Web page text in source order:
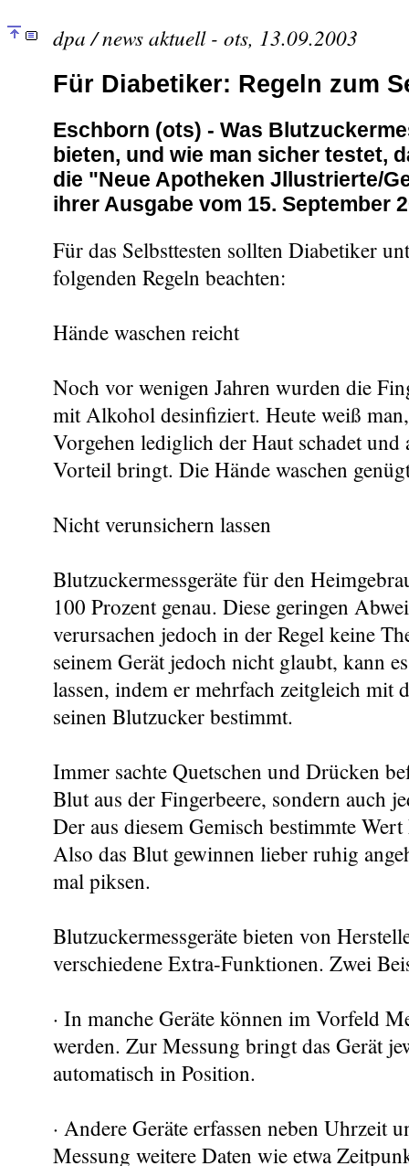
dpa / news aktuell - ots, 13.09.2003
Für Diabetiker: Regeln zum
Eschborn (ots) - Was
bieten, und wie man sicher testet,
die "Neue Apotheken Jllustrierte/
ihrer Ausgabe vom 15. September
Für das Selbsttesten sollten Diabetiker
folgenden Regeln beachten:
Hände waschen reicht
Noch vor wenigen Jahren wurden die
mit Alkohol desinfiziert. Heute weiß man,
Vorgehen lediglich der Haut schadet und
Vorteil bringt. Die Hände waschen
Nicht verunsichern lassen
Blutzuckermessgeräte für den
100 Prozent genau. Diese geringen
verursachen jedoch in der Regel keine
seinem Gerät jedoch nicht glaubt, kann
lassen, indem er mehrfach zeitgleich mit
seinen Blutzucker bestimmt.
Immer sachte Quetschen und Drücken
Blut aus der Fingerbeere, sondern auch
Der aus diesem Gemisch bestimmte
Also das Blut gewinnen lieber ruhig
mal piksen.
Blutzuckermessgeräte bieten von
verschiedene Extra-Funktionen. Zwei
· In manche Geräte können im Vorfeld
werden. Zur Messung bringt das Gerät
automatisch in Position.
· Andere Geräte erfassen neben Uhrzeit
Messung weitere Daten wie etwa